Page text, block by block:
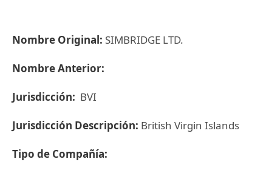
Nombre Original: SIMBRIDGE LTD.
Nombre Anterior:
Jurisdicción: BVI
Jurisdicción Descripción: British Virgin Islands
Tipo de Compañía: